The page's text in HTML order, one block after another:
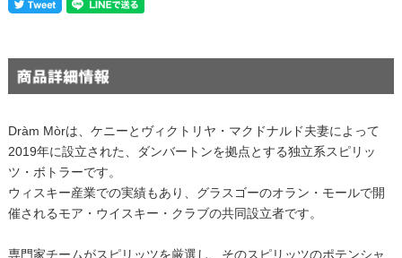
Dràm Mòrは、ケニーとヴィクトリヤ・マクドナルド夫妻によって
2019年に設立された、ダンバートンを拠点とする独立系スピリッ
ツ・ボトラーです。
ウィスキー産業での実績もあり、グラスゴーのオラン・モールで開
催されるモア・ウイスキー・クラブの共同設立者です。
専門家チームがスピリッツを厳選し、そのスピリッツのポテンシャ